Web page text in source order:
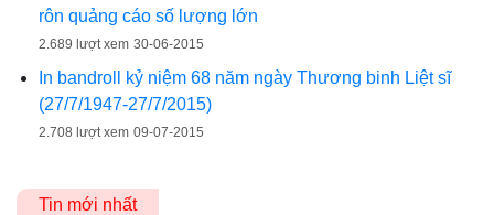
rôn quảng cáo số lượng lớn
2.689 lượt xem 30-06-2015
In bandroll kỷ niệm 68 năm ngày Thương binh Liệt sĩ
(27/7/1947-27/7/2015)
2.708 lượt xem 09-07-2015
Tin mới nhất